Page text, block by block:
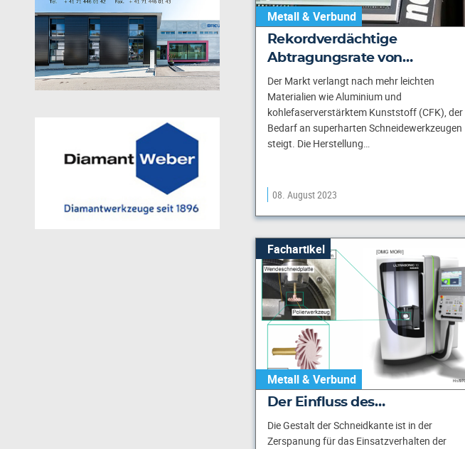
Metall & Verbund
Rekordverdächtige
Abtragungsrate von…
Der Markt verlangt nach mehr leichten
Materialien wie Aluminium und
kohlefaserverstärktem Kunststoff (CFK), der
Bedarf an superharten Schneidewerkzeugen
steigt. Die Herstellung…
08. August 2023
Fachartikel
Metall & Verbund
Der Einfluss des…
Die Gestalt der Schneidkante ist in der
Zerspanung für das Einsatzverhalten der